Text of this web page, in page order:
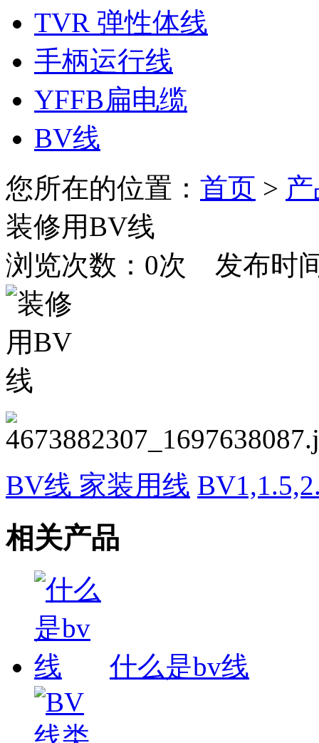
TVR 弹性体线
手柄运行线
YFFB扁电缆
BV线
您所在的位置： 首页 >
装修用BV线
浏览次数： 0次 发布时间
BV线 家装用线
相关产品
什么是bv线